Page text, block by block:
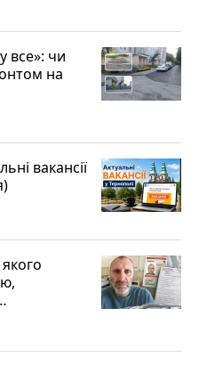
все»: чи
на
вакансії